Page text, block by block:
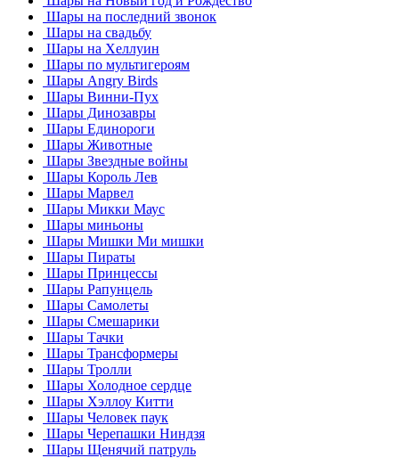
Шары на последний звонок
Шары на свадьбу
Шары на Хеллуин
Шары по мультигероям
Шары Angry Birds
Шары Винни-Пух
Шары Динозавры
Шары Единороги
Шары Животные
Шары Звездные войны
Шары Король Лев
Шары Марвел
Шары Микки Маус
Шары миньоны
Шары Мишки Ми мишки
Шары Пираты
Шары Принцессы
Шары Рапунцель
Шары Самолеты
Шары Смешарики
Шары Тачки
Шары Трансформеры
Шары Тролли
Шары Холодное сердце
Шары Хэллоу Китти
Шары Человек паук
Шары Черепашки Ниндзя
Шары Щенячий патруль